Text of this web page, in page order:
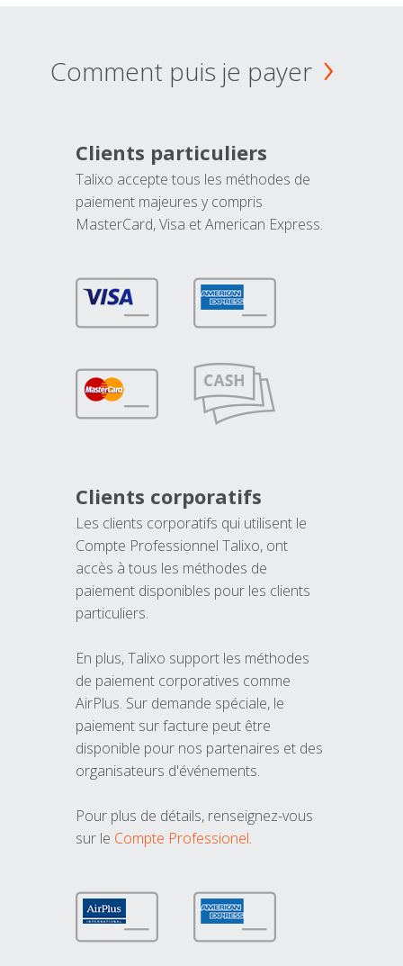
Comment puis je payer
Clients particuliers
Talixo accepte tous les méthodes de
paiement majeures y compris
MasterCard, Visa et American Express.
Clients corporatifs
Les clients corporatifs qui utilisent le
Compte Professionnel Talixo, ont
accès à tous les méthodes de
paiement disponibles pour les clients
particuliers.
En plus, Talixo support les méthodes
de paiement corporatives comme
AirPlus. Sur demande spéciale, le
paiement sur facture peut être
disponible pour nos partenaires et des
organisateurs d'événements.
Pour plus de détails, renseignez-vous
sur le Compte Professionel.